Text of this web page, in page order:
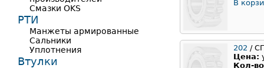
В
202 /
Цена:
Кол-
Смазки OKS
РТИ
Манжеты армированные
Сальники
Уплотнения
Втулки